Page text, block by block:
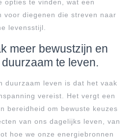
opties te vinden, wat een
voor diegenen die streven naar
levensstijl.
meer bewustzijn en
te leven.
duurzaam leven is dat het vaak
vereist. Het vergt een
bereidheid om bewuste keuzes
van ons dagelijks leven, van
hoe we onze energiebronnen